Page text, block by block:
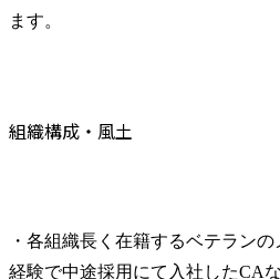
ます。
組織構成・風土
・各組織長く在籍するベテラン
経験で中途採用にて入社したCA